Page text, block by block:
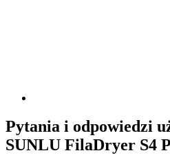
Pytania i odpowiedzi
SUNLU FilaDryer S4